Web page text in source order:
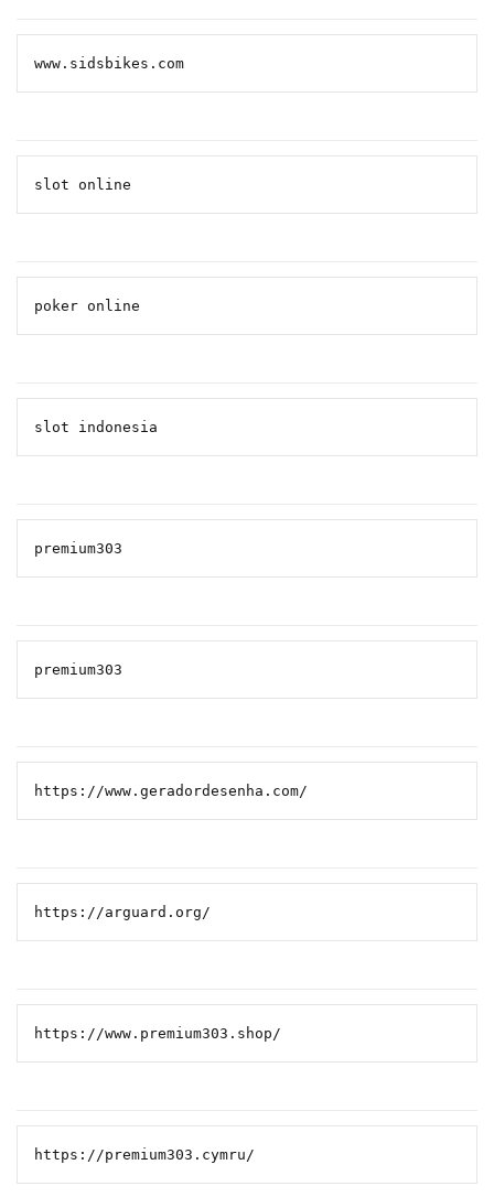
www.sidsbikes.com
slot online
poker online
slot indonesia
premium303
premium303
https://www.geradordesenha.com/
https://arguard.org/
https://www.premium303.shop/
https://premium303.cymru/